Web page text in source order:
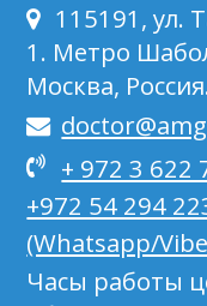
115191, ул.
1. Метро
Москва,
+ 972 3 622
+972 54 294
(Whatsapp/
Часы работы